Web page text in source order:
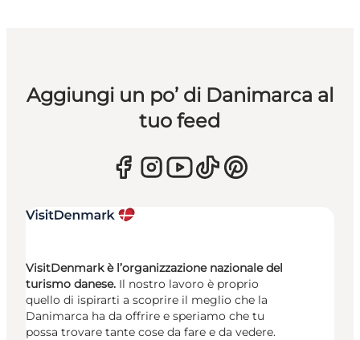
Aggiungi un po’ di Danimarca al
tuo feed
VisitDenmark è l’organizzazione nazionale del
turismo danese. Il nostro lavoro è proprio
quello di ispirarti a scoprire il meglio che la
Danimarca ha da offrire e speriamo che tu
possa trovare tante cose da fare e da vedere.